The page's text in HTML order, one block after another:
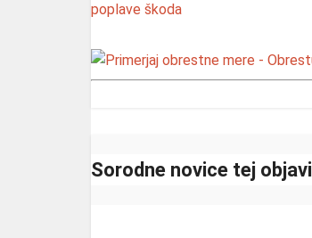
poplave škoda
Sorodne novice tej objavi